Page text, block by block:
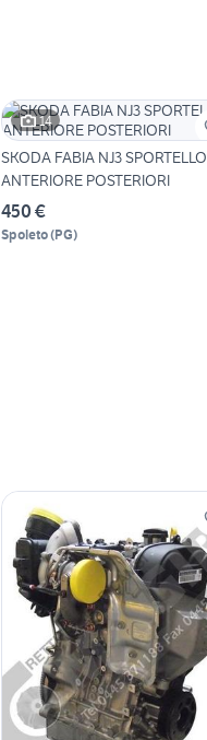
14
SKODA FABIA NJ3 SPORTELLO
ANTERIORE POSTERIORI
450 €
Spoleto(PG)